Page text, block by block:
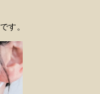
す。